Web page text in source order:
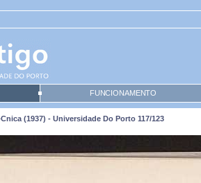
FUNCIONAMENTO
(1937) - Universidade Do Porto 117/123